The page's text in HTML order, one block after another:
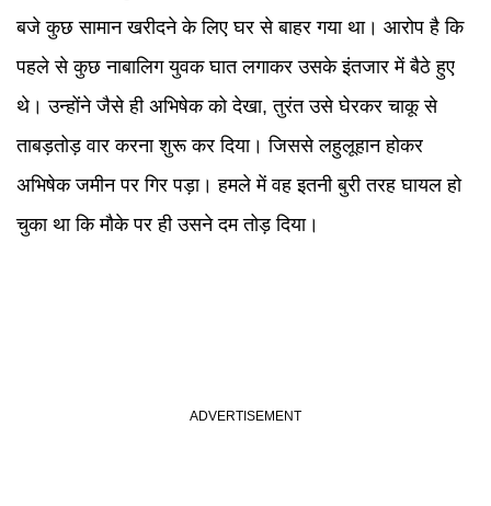
बजे कुछ सामान खरीदने के लिए घर से बाहर गया था। आरोप है कि
पहले से कुछ नाबालिग युवक घात लगाकर उसके इंतजार में बैठे हुए
थे। उन्होंने जैसे ही अभिषेक को देखा, तुरंत उसे घेरकर चाकू से
ताबड़तोड़ वार करना शुरू कर दिया। जिससे लहुलूहान होकर
अभिषेक जमीन पर गिर पड़ा। हमले में वह इतनी बुरी तरह घायल हो
चुका था कि मौके पर ही उसने दम तोड़ दिया।